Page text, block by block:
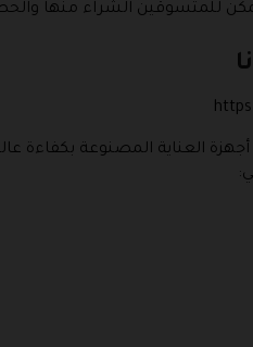
للمتسوقين الشراء منها
العناية المصنوعة بكفاءة